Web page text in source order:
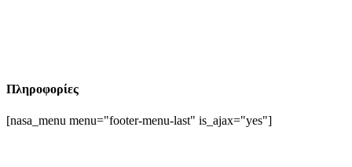
Πληροφορίες
[nasa_menu menu="footer-menu-last" is_ajax="yes"]